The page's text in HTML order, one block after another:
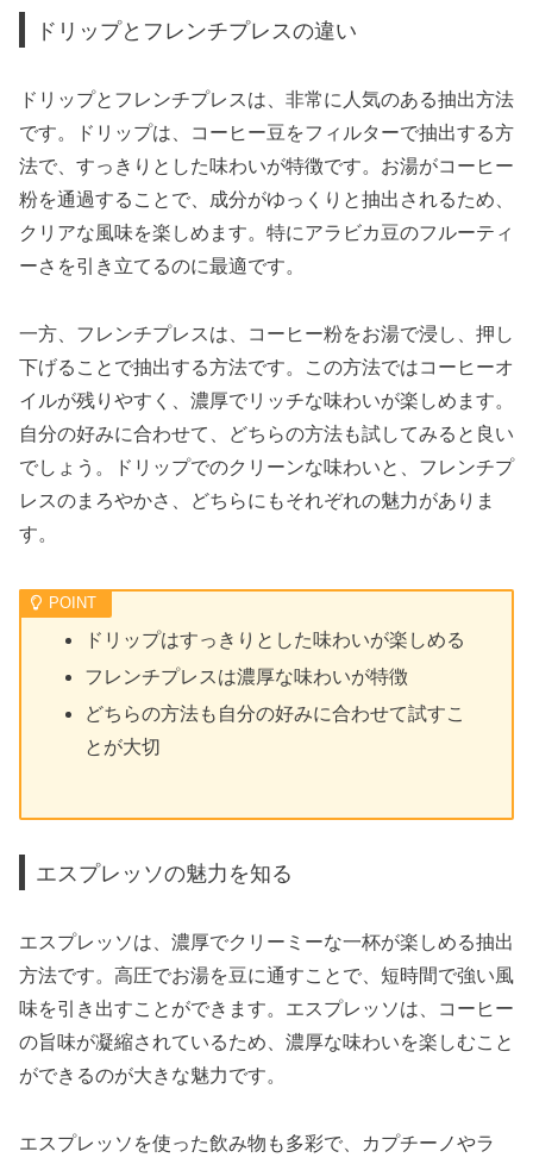
ドリップとフレンチプレスの違い
ドリップとフレンチプレスは、非常に人気のある抽出方法
です。ドリップは、コーヒー豆をフィルターで抽出する方
法で、すっきりとした味わいが特徴です。お湯がコーヒー
粉を通過することで、成分がゆっくりと抽出されるため、
クリアな風味を楽しめます。特にアラビカ豆のフルーティ
ーさを引き立てるのに最適です。
一方、フレンチプレスは、コーヒー粉をお湯で浸し、押し
下げることで抽出する方法です。この方法ではコーヒーオ
イルが残りやすく、濃厚でリッチな味わいが楽しめます。
自分の好みに合わせて、どちらの方法も試してみると良い
でしょう。ドリップでのクリーンな味わいと、フレンチプ
レスのまろやかさ、どちらにもそれぞれの魅力がありま
す。
ドリップはすっきりとした味わいが楽しめる
フレンチプレスは濃厚な味わいが特徴
どちらの方法も自分の好みに合わせて試すこ
とが大切
エスプレッソの魅力を知る
エスプレッソは、濃厚でクリーミーな一杯が楽しめる抽出
方法です。高圧でお湯を豆に通すことで、短時間で強い風
味を引き出すことができます。エスプレッソは、コーヒー
の旨味が凝縮されているため、濃厚な味わいを楽しむこと
ができるのが大きな魅力です。
エスプレッソを使った飲み物も多彩で、カプチーノやラ